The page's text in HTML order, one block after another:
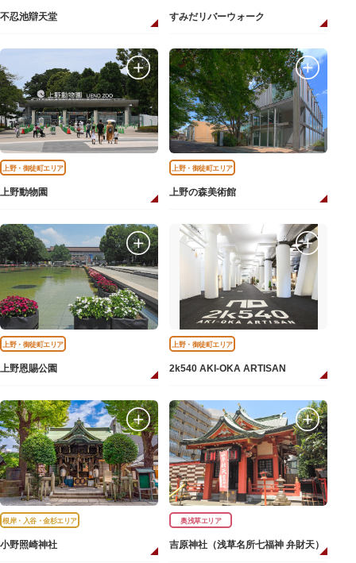
不忍池辯天堂 すみだリバーウォーク
上野・御徒町エリア
上野動物園
上野・御徒町エリア
上野の森美術館
上野・御徒町エリア
上野恩賜公園
上野・御徒町エリア
2k540 AKI-OKA ARTISAN
根岸・入谷・金杉エリア
小野照崎神社
奥浅草エリア
吉原神社（浅草名所七福神 弁財天）